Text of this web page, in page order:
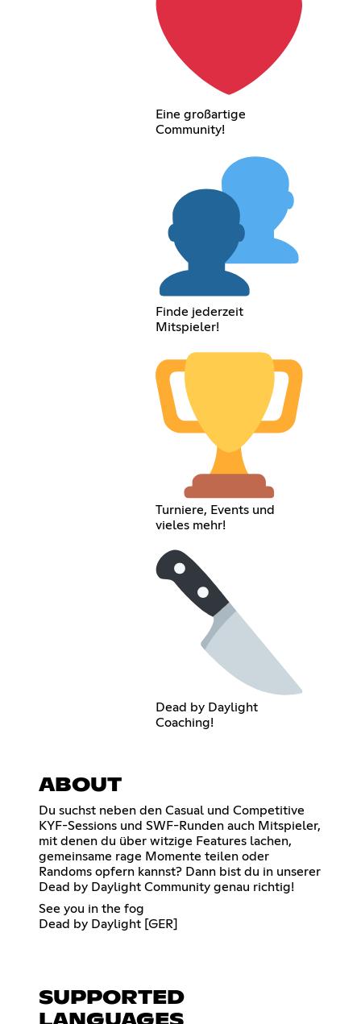
Eine großartige
Community!
Finde jederzeit
Mitspieler!
Turniere, Events und
vieles mehr!
Dead by Daylight
Coaching!
ABOUT
Du suchst neben den Casual und Competitive
KYF-Sessions und SWF-Runden auch Mitspieler,
mit denen du über witzige Features lachen,
gemeinsame rage Momente teilen oder
Randoms opfern kannst? Dann bist du in unserer
Dead by Daylight Community genau richtig!
See you in the fog
Dead by Daylight [GER]
SUPPORTED